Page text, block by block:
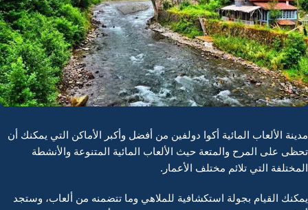
مدينة الألعاب المائية أكوا دولفين من أفضل وأكبر الأماكن التي يمكنك أن
تحظى على المرح والمتعة حيث الألعاب المائية المتنوعة والأنشطة
المختلفة التي تلائم مختلف الأعمار.
يمكنك القيام بجولة استكشافية للملاهي وما تتضمنه من ألعاب، وستجد